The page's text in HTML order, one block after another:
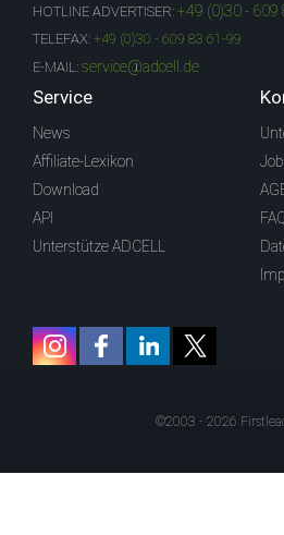
HOTLINE ADVERTISER: +49 (0)30 - 609
TELEFAX: +49 (0)30 - 609 83 61-99
E-MAIL: service@adcell.de
Service
News
Affiliate-Lexikon
Download
API
Unterstütze ADCELL
©2003 - 2026